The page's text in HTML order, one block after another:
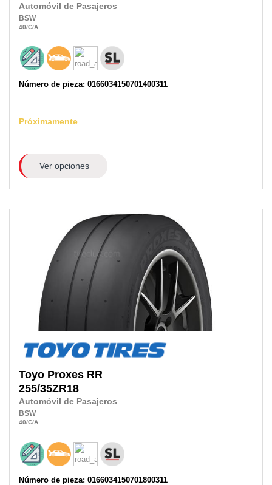
Automóvil de Pasajeros
BSW
40/C/A
Número de pieza: 0166034150701400311
Próximamente
Ver opciones
Toyo Proxes RR
255/35ZR18
Automóvil de Pasajeros
BSW
40/C/A
Número de pieza: 0166034150701800311